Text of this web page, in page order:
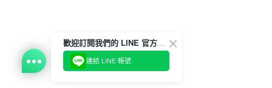
歡迎訂閱我們的 LINE 官方帳號
連結 LINE 帳號